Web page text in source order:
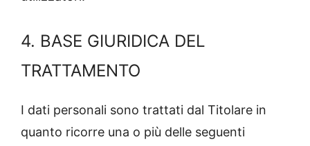
4. BASE GIURIDICA DEL
TRATTAMENTO
I dati personali sono trattati dal Titolare in
quanto ricorre una o più delle seguenti